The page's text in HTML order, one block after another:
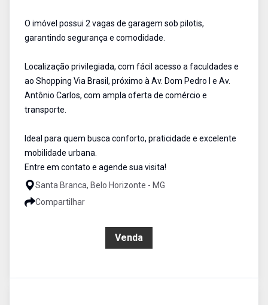
O imóvel possui 2 vagas de garagem sob pilotis,
garantindo segurança e comodidade.
Localização privilegiada, com fácil acesso a faculdades e
ao Shopping Via Brasil, próximo à Av. Dom Pedro I e Av.
Antônio Carlos, com ampla oferta de comércio e
transporte.
Ideal para quem busca conforto, praticidade e excelente
mobilidade urbana.
Entre em contato e agende sua visita!
Santa Branca, Belo Horizonte - MG
Compartilhar
Venda